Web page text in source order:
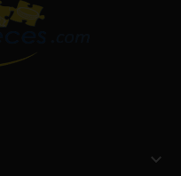
